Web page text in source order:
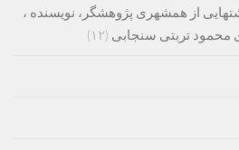
از همشهری پژوهشگر، نویسنده ،
محمود تربتی سنجابی (۱۲)